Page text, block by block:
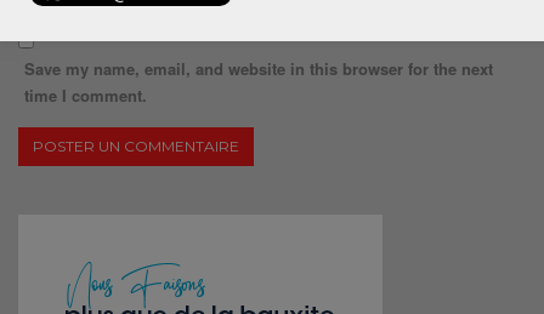
Save my name, email, and website in this browser for the next
time I comment.